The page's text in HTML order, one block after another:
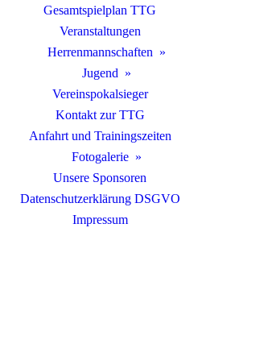
Gesamtspielplan TTG
Veranstaltungen
Herrenmannschaften
Jugend
Vereinspokalsieger
Kontakt zur TTG
Anfahrt und Trainingszeiten
Fotogalerie
Unsere Sponsoren
Datenschutzerklärung DSGVO
Impressum